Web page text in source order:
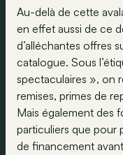
Au-delà de cette
en effet aussi de ce
d’alléchantes offres
catalogue. Sous
spectaculaires », on
remises, primes de
Mais également des
particuliers que pour
de financement